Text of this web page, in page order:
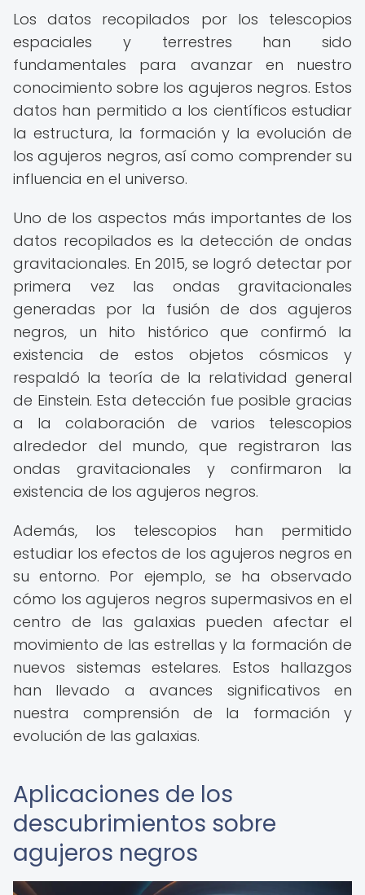
Los datos recopilados por los telescopios
espaciales y terrestres han sido
fundamentales para avanzar en nuestro
conocimiento sobre los agujeros negros. Estos
datos han permitido a los científicos estudiar
la estructura, la formación y la evolución de
los agujeros negros, así como comprender su
influencia en el universo.
Uno de los aspectos más importantes de los
datos recopilados es la detección de ondas
gravitacionales. En 2015, se logró detectar por
primera vez las ondas gravitacionales
generadas por la fusión de dos agujeros
negros, un hito histórico que confirmó la
existencia de estos objetos cósmicos y
respaldó la teoría de la relatividad general
de Einstein. Esta detección fue posible gracias
a la colaboración de varios telescopios
alrededor del mundo, que registraron las
ondas gravitacionales y confirmaron la
existencia de los agujeros negros.
Además, los telescopios han permitido
estudiar los efectos de los agujeros negros en
su entorno. Por ejemplo, se ha observado
cómo los agujeros negros supermasivos en el
centro de las galaxias pueden afectar el
movimiento de las estrellas y la formación de
nuevos sistemas estelares. Estos hallazgos
han llevado a avances significativos en
nuestra comprensión de la formación y
evolución de las galaxias.
Aplicaciones de los
descubrimientos sobre
agujeros negros